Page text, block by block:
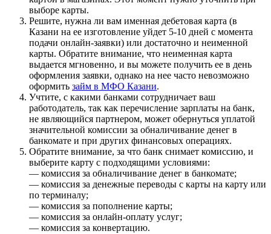
выборе карты.
Решите, нужна ли вам именная дебетовая карта (в
Казани на ее изготовление уйдет 5-10 дней с момента
подачи онлайн-заявки) или достаточно и неименной
карты. Обратите внимание, что неименная карта
выдается мгновенно, и вы можете получить ее в день
оформления заявки, однако на нее часто невозможно
оформить займ в МФО Казани.
Учтите, с какими банками сотрудничает ваш
работодатель, так как перечисление зарплаты на банк,
не являющийся партнером, может обернуться уплатой
значительной комиссии за обналичивание денег в
банкомате и при других финансовых операциях.
Обратите внимание, за что банк снимает комиссию, и
выберите карту с подходящими условиями:
— комиссия за обналичивание денег в банкомате;
— комиссия за денежные переводы с карты на карту или
по терминалу;
— комиссия за пополнение карты;
— комиссия за онлайн-оплату услуг;
— комиссия за конвертацию.